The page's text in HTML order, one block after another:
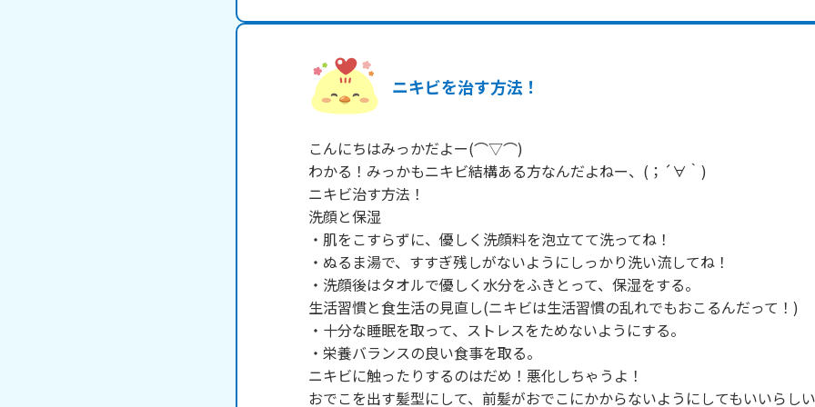
ニキビを治す方法！
こんにちはみっかだよー(⌒▽⌒)
わかる！みっかもニキビ結構ある方なんだよねー、(；´∀｀)
ニキビ治す方法！
洗顔と保湿
・肌をこすらずに、優しく洗顔料を泡立てて洗ってね！
・ぬるま湯で、すすぎ残しがないようにしっかり洗い流してね！
・洗顔後はタオルで優しく水分をふきとって、保湿をする。
生活習慣と食生活の見直し(ニキビは生活習慣の乱れでもおこるんだって！)
・十分な睡眠を取って、ストレスをためないようにする。
・栄養バランスの良い食事を取る。
ニキビに触ったりするのはだめ！悪化しちゃうよ！
おでこを出す髪型にして、前髪がおでこにかからないようにしてもいいらし